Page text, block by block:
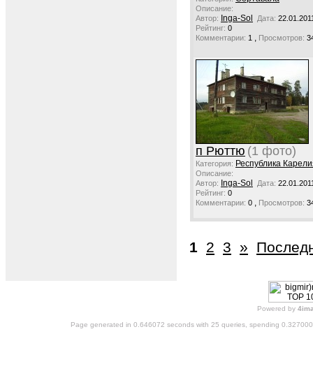
Описание:
Автор: Inga-Sol Дата:
Рейтинг: 0
Комментарии: 1 , Просмотров:
п Рюттю (1 фото)
Категория: Республика
Описание:
Автор: Inga-Sol Дата:
Рейтинг: 0
Комментарии: 0 , Просмотров:
1 2 3 »
Powered by
Page generated in 0.646072 seconds with 25 queries, spending